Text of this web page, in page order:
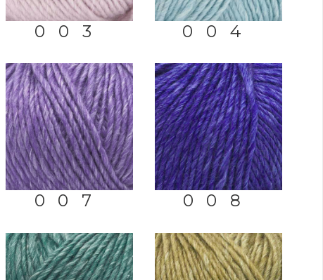
003 004
007 008